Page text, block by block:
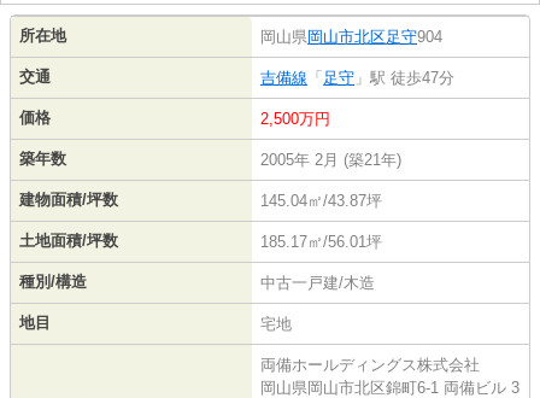
所在地 岡山県岡山市北区足守904
交通 吉備線 「 足守 」駅 徒歩47分
価格 2,500万円
築年数 2005年 2月 (築21年)
建物面積/坪数 145.04㎡/43.87坪
土地面積/坪数 185.17㎡/56.01坪
種別/構造 中古一戸建/木造
地目 宅地
両備ホールディングス株式会社
岡山県岡山市北区錦町6-1 両備ビル 3